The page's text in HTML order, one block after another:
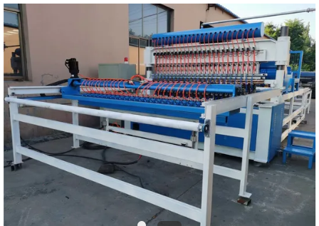
FORDERN
SIE EIN
ZITAT
SITEMAP
PRIVACY
POLICY